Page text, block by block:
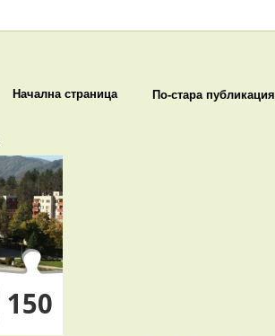
По-стара публикация
Начална страница